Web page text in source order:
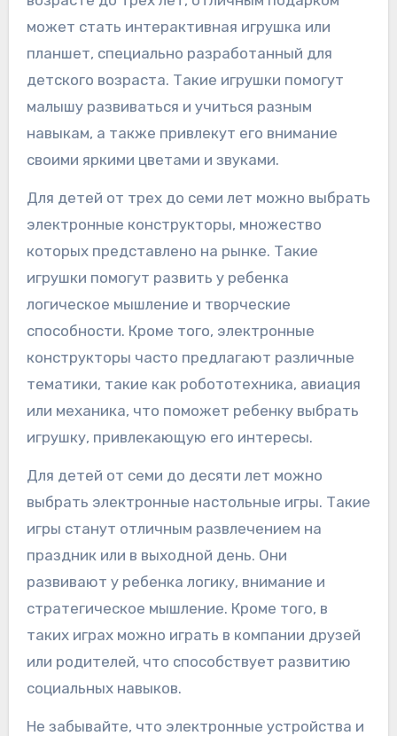
может стать интерактивная игрушка или
планшет, специально разработанный для
детского возраста. Такие игрушки помогут
малышу развиваться и учиться разным
навыкам, а также привлекут его внимание
своими яркими цветами и звуками.
Для детей от трех до семи лет можно выбрать
электронные конструкторы, множество
которых представлено на рынке. Такие
игрушки помогут развить у ребенка
логическое мышление и творческие
способности. Кроме того, электронные
конструкторы часто предлагают различные
тематики, такие как робототехника, авиация
или механика, что поможет ребенку выбрать
игрушку, привлекающую его интересы.
Для детей от семи до десяти лет можно
выбрать электронные настольные игры. Такие
игры станут отличным развлечением на
праздник или в выходной день. Они
развивают у ребенка логику, внимание и
стратегическое мышление. Кроме того, в
таких играх можно играть в компании друзей
или родителей, что способствует развитию
социальных навыков.
Не забывайте, что электронные устройства и